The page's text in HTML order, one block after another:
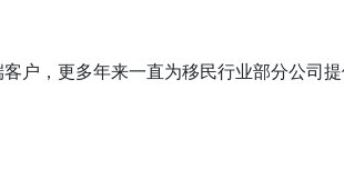
户，更多年来一直为移民行业部分公司